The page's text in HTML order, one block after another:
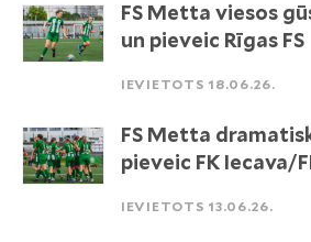
FS Metta viesos
un pieveic Rīgas FS
IEVIETOTS 18.06.26.
FS Metta
pieveic FK Iecava/
IEVIETOTS 13.06.26.